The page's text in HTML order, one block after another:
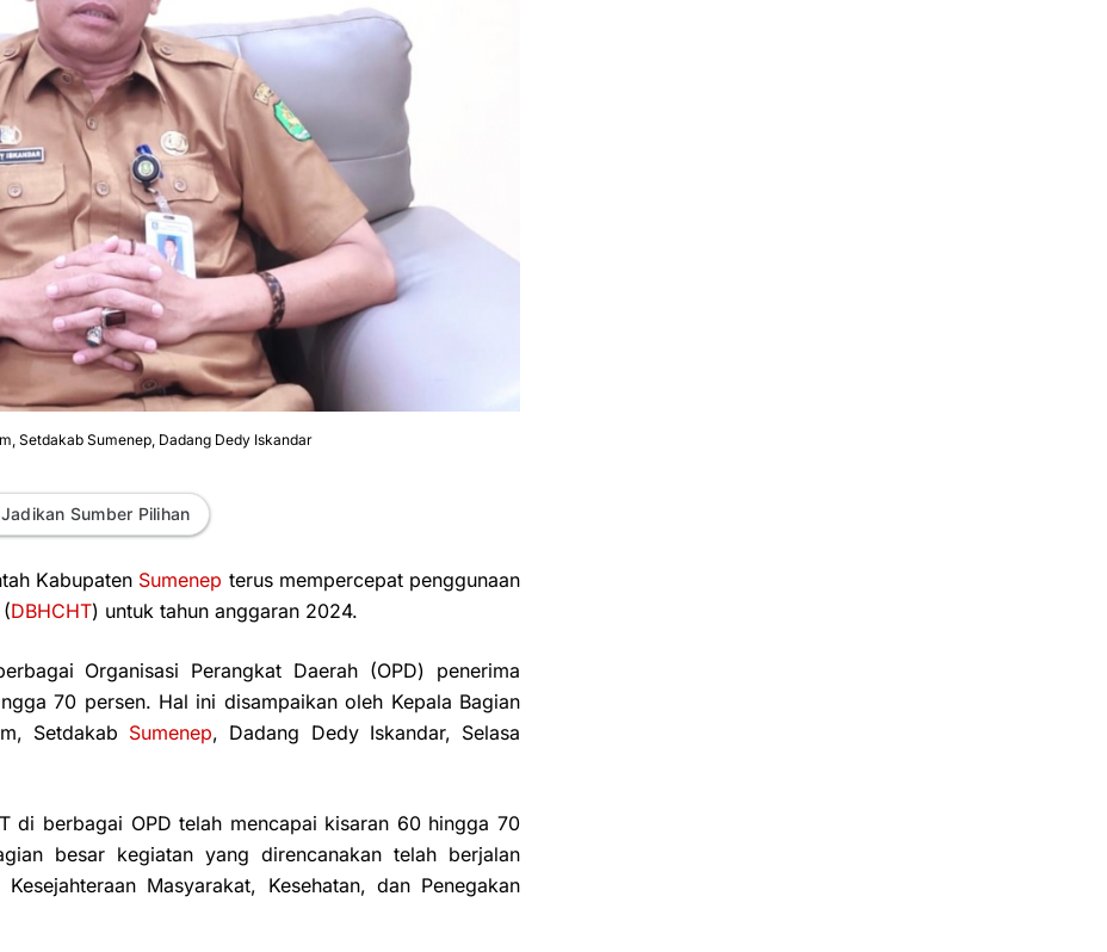
Setdakab Sumenep, Dadang Dedy Iskandar
Jadikan Sumber Pilihan
Kabupaten Sumenep terus mempercepat penggunaan
DBHCHT) untuk tahun anggaran 2024.
Organisasi Perangkat Daerah (OPD) penerima
70 persen. Hal ini disampaikan oleh Kepala Bagian
Setdakab Sumenep, Dadang Dedy Iskandar, Selasa
di berbagai OPD telah mencapai kisaran 60 hingga 70
besar kegiatan yang direncanakan telah berjalan
Masyarakat, Kesehatan, dan Penegakan